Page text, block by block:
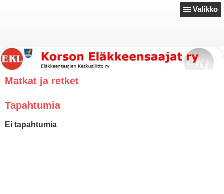
Valikko
Matkat ja retket
Tapahtumia
Ei tapahtumia